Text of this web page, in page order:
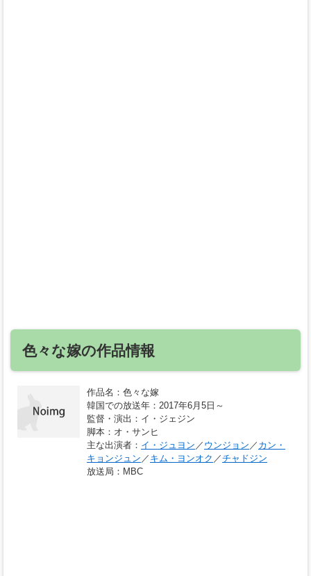
色々な嫁の作品情報
作品名 ：色々な嫁
韓国での放送年 ：2017年6月5日～
監督・演出 ：イ・ジェジン
脚本 ：オ・サンヒ
主な出演者 ： イ・ジュヨン ／ ウンジョン ／ カン・
キョンジュン ／ キム・ヨンオク ／チャドジン
放送局 ：MBC